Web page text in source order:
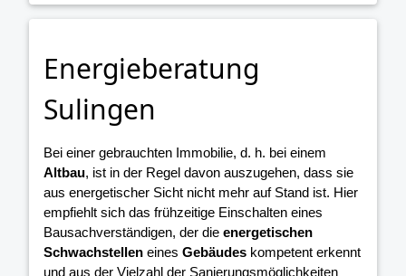
Energieberatung
Sulingen
Bei einer gebrauchten Immobilie, d. h. bei einem
Altbau, ist in der Regel davon auszugehen, dass sie
aus energetischer Sicht nicht mehr auf Stand ist. Hier
empfiehlt sich das frühzeitige Einschalten eines
Bausachverständigen, der die energetischen
Schwachstellen eines Gebäudes kompetent erkennt
und aus der Vielzahl der Sanierungsmöglichkeiten